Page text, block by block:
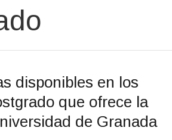
disponibles en los
que ofrece la
de Granada